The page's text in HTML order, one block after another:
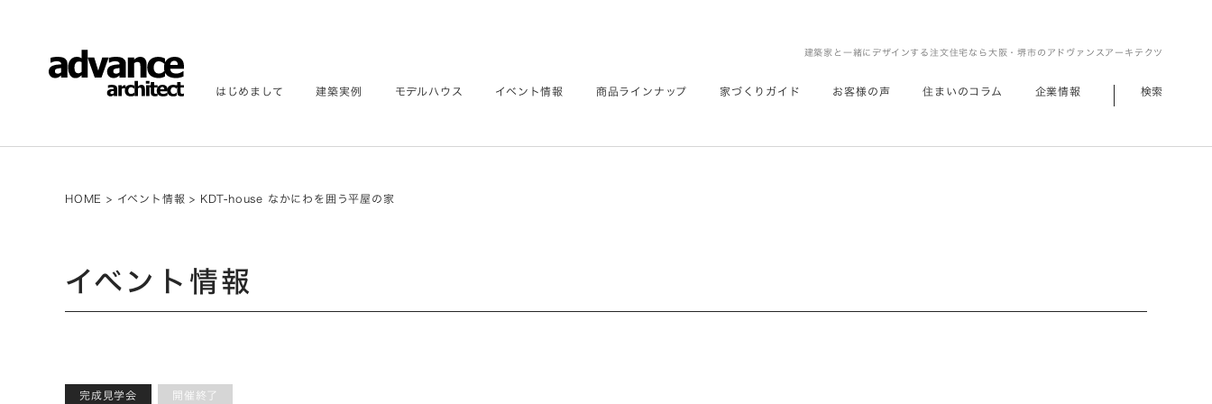
建築家と一緒にデザインする注文住宅なら大阪・堺市のアドヴァンスアーキテクツ
はじめまして 建築実例 モデルハウス イベント情報 商品ラインナップ 家づくりガイド お客様の声 住まいのコラム 企業情報 検索
HOME > イベント情報 > KDT-house なかにわを囲う平屋の家
イベント情報
完成見学会 開催終了